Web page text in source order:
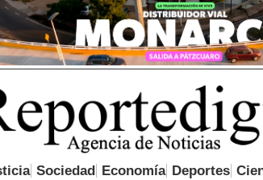
Sociedad Economía Deportes